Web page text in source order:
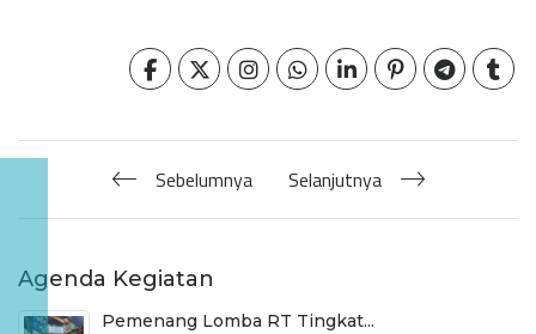
Sebelumnya Selanjutnya
Agenda Kegiatan
Pemenang Lomba RT Tingkat...